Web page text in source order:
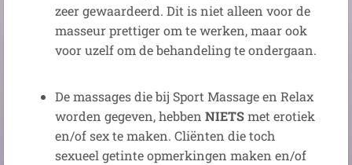
zeer gewaardeerd. Dit is niet alleen voor de
masseur prettiger om te werken, maar ook
voor uzelf om de behandeling te ondergaan.
De massages die bij Sport Massage en Relax
worden gegeven, hebben NIETSmet erotiek
en/of sex te maken. Cliënten die toch
sexueel getinte opmerkingen maken en/of